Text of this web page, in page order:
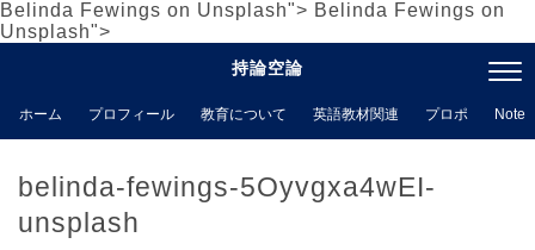
Belinda Fewings on Unsplash"> Belinda Fewings on
Unsplash">
持論空論
ホーム プロフィール 教育について 英語教材関連 プロポ Note
belinda-fewings-5Oyvgxa4wEI-
unsplash